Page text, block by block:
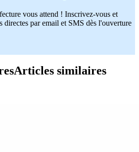
vous attend ! Inscrivez-vous et
directes par email et SMS dès l'ouverture
Articles similaires